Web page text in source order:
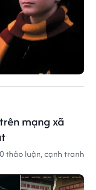
mạng xã
thảo luận, cạnh tranh